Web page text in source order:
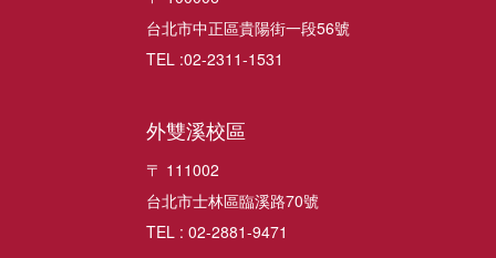
台北市中正區貴陽街一段56號
TEL :02-2311-1531
外雙溪校區
〒 111002
台北市士林區臨溪路70號
TEL : 02-2881-9471